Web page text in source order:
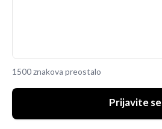
1500 znakova preostalo
Prijavite se